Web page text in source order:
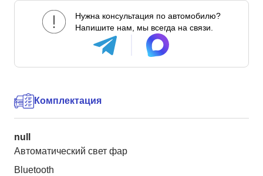
Нужна консультация по автомобилю?
Напишите нам, мы всегда на связи.
Комплектация
null
Автоматический свет фар
Bluetooth